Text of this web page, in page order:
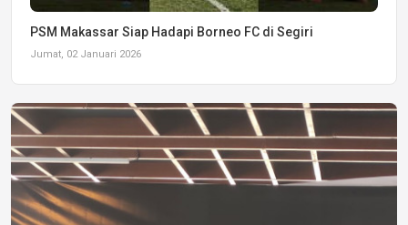
PSM Makassar Siap Hadapi Borneo FC di Segiri
Jumat, 02 Januari 2026